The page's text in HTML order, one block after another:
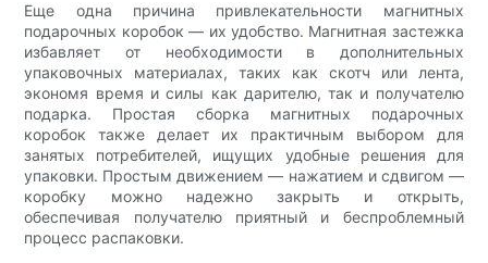
Еще одна причина привлекательности магнитных
подарочных коробок — их удобство. Магнитная застежка
избавляет от необходимости в дополнительных
упаковочных материалах, таких как скотч или лента,
экономя время и силы как дарителю, так и получателю
подарка. Простая сборка магнитных подарочных
коробок также делает их практичным выбором для
занятых потребителей, ищущих удобные решения для
упаковки. Простым движением — нажатием и сдвигом —
коробку можно надежно закрыть и открыть,
обеспечивая получателю приятный и беспроблемный
процесс распаковки.